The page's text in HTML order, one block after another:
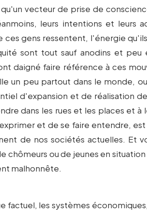
vecteur de prise de
leurs intentions et leurs
ces gens ressentent, l'énergie
sont tout sauf anodins et peu
daigné faire référence à ces
un peu partout dans le monde,
d'expansion et de réalisation
dans les rues et les places et
et de se faire entendre,
de nos sociétés actuelles. Et
chômeurs ou de jeunes en
malhonnête.
factuel, les systèmes